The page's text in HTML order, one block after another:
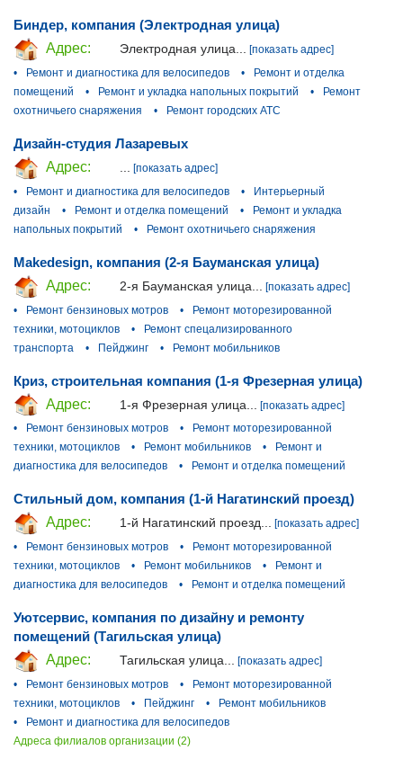
Биндер, компания (Электродная улица)
Адрес:
Электродная улица... [показать адрес]
•
Ремонт и диагностика для велосипедов •
Ремонт и отделка
помещений
• Ремонт и укладка напольных покрытий •
Ремонт
охотничьего снаряжения
• Ремонт городских АТС
Дизайн-студия Лазаревых
Адрес:
[показать адрес]
•
Ремонт и диагностика для велосипедов •
Интерьерный
дизайн
• Ремонт и отделка помещений •
Ремонт и укладка
напольных покрытий
• Ремонт охотничьего снаряжения
Makedesign, компания (2-я Бауманская улица)
Адрес:
2-я Бауманская улица...
[показать адрес]
•
Ремонт бензиновых мотров •
Ремонт моторезированной
техники, мотоциклов
•
Ремонт спецализированного
транспорта
• Пейджинг • Ремонт мобильников
Криз, строительная компания (1-я Фрезерная улица)
Адрес:
1-я Фрезерная улица...
[показать адрес]
•
Ремонт бензиновых мотров •
Ремонт моторезированной
техники, мотоциклов
• Ремонт мобильников •
Ремонт и
диагностика для велосипедов
• Ремонт и отделка помещений
Стильный дом, компания (1-й Нагатинский проезд)
Адрес:
1-й Нагатинский проезд... [показать адрес]
•
Ремонт бензиновых мотров •
Ремонт моторезированной
техники, мотоциклов
• Ремонт мобильников •
Ремонт и
диагностика для велосипедов
• Ремонт и отделка помещений
Уютсервис, компания по дизайну и ремонту
помещений (Тагильская улица)
Адрес:
Тагильская улица... [показать адрес]
•
Ремонт бензиновых мотров •
Ремонт моторезированной
техники, мотоциклов
• Пейджинг •
Ремонт мобильников
•
Ремонт и диагностика для велосипедов
Адреса филиалов организации (2)